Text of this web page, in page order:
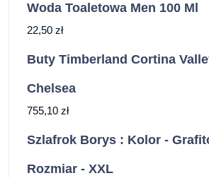
Woda Toaletowa Men 100 Ml
22,50 zł
Buty Timberland Cortina
Chelsea
755,10 zł
Szlafrok Borys : Kolor -
Rozmiar - XXL